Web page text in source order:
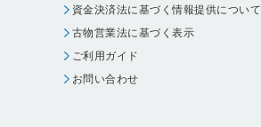
資金決済法に基づく情報提供について
古物営業法に基づく表示
ご利用ガイド
お問い合わせ